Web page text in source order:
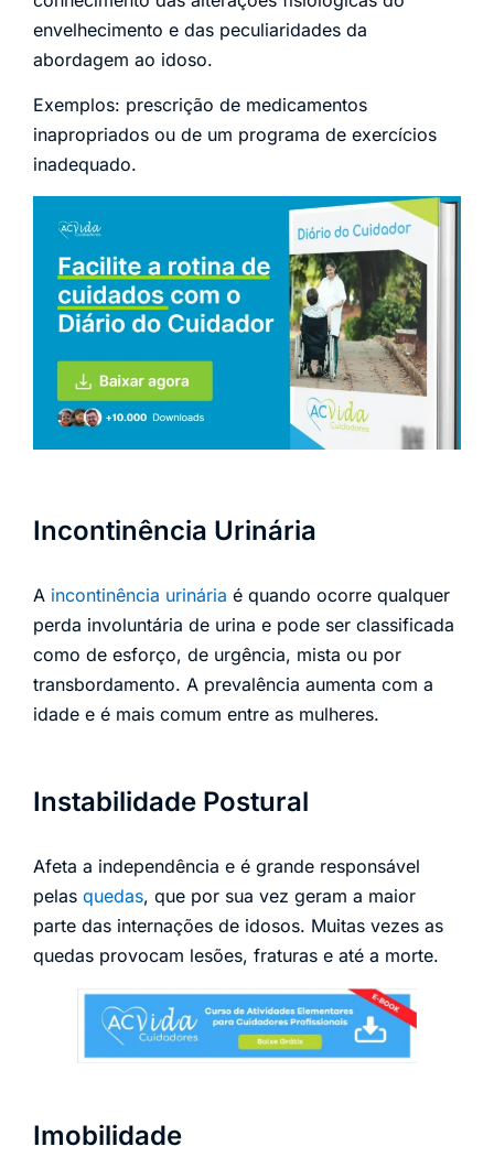
envelhecimento e das peculiaridades da
abordagem ao idoso.
Exemplos: prescrição de medicamentos
inapropriados ou de um programa de exercícios
inadequado.
Incontinência Urinária
A incontinência urinária é quando ocorre qualquer
perda involuntária de urina e pode ser classificada
como de esforço, de urgência, mista ou por
transbordamento. A prevalência aumenta com a
idade e é mais comum entre as mulheres.
Instabilidade Postural
Afeta a independência e é grande responsável
pelas quedas, que por sua vez geram a maior
parte das internações de idosos. Muitas vezes as
quedas provocam lesões, fraturas e até a morte.
Imobilidade